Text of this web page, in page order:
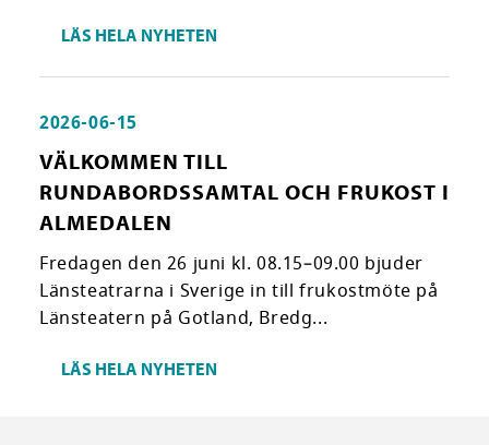
LÄS HELA NYHETEN
2026-06-15
VÄLKOMMEN TILL
RUNDABORDSSAMTAL OCH FRUKOST I
ALMEDALEN
Fredagen den 26 juni kl. 08.15–09.00 bjuder
Länsteatrarna i Sverige in till frukostmöte på
Länsteatern på Gotland, Bredg...
LÄS HELA NYHETEN